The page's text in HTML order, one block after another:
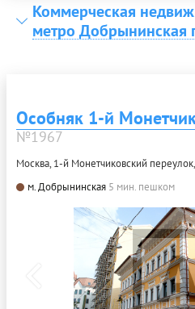
Коммерческая
метро
Особняк 1-й
№1967
Москва, 1-й Монетчиковский
м. Добрынинская 5 мин. пешком